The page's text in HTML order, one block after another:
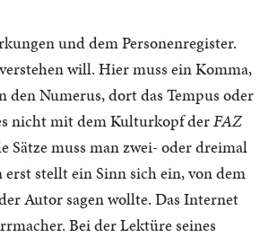
und dem Personenregister.
will. Hier muss ein Komma,
Numerus, dort das Tempus oder
nicht mit dem Kulturkopf derFAZ
Sätze muss man zwei- oder dreimal
stellt ein Sinn sich ein, von dem
Autor sagen wollte. Das Internet
Bei der Lektüre seines